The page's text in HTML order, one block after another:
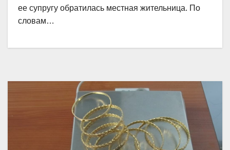
ее супругу обратилась местная жительница. По
словам…